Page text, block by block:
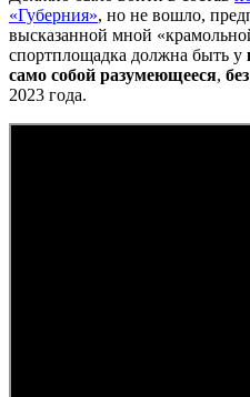
«Губерния», но не вошло,
высказанной мной
спортплощадка должна быть у
само собой разумеющееся, без
2023 года.